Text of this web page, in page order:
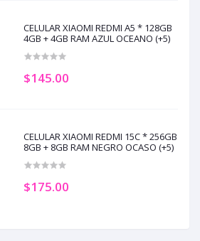
CELULAR XIAOMI REDMI A5 * 128GB
4GB + 4GB RAM AZUL OCEANO (+5)
$145.00
CELULAR XIAOMI REDMI 15C * 256GB
8GB + 8GB RAM NEGRO OCASO (+5)
$175.00